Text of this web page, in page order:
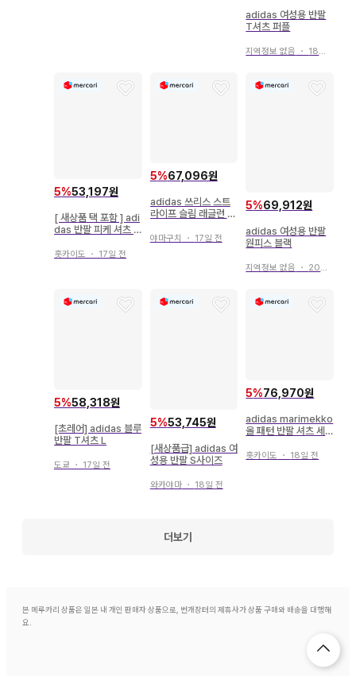
adidas 여성용 반팔
T셔츠 퍼플
지역정보 없음 ・ 18일 전
5%53,197원
[ 새상품 택 포함 ] adi
das 반팔 피케 셔츠 (
홋카이도 ・ 17일 전
5%67,096원
adidas 쓰리스 스트
라이프 슬림 래글런 반
야마구치 ・ 17일 전
5%69,912원
adidas 여성용 반팔
원피스 블랙
지역정보 없음 ・ 20일 전
5%58,318원
[초레어] adidas 블루
반팔 T셔츠 L
도쿄 ・ 17일 전
5%53,745원
[새상품급] adidas 여
성용 반팔 S사이즈
와카야마・ 18일 전
5%76,970원
adidas marimekko
올 패턴 반팔 셔츠 세
홋카이도 ・ 18일 전
더보기
본 메루카리 상품은 일본 내 개인 판매자 상품으로, 번개장터의 제휴사가 상품 구매와 배송을 대행해
요.